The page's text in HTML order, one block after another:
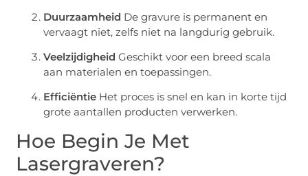
Duurzaamheid De gravure is permanent en
vervaagt niet, zelfs niet na langdurig gebruik.
Veelzijdigheid Geschikt voor een breed scala
aan materialen en toepassingen.
Efficiëntie Het proces is snel en kan in korte tijd
grote aantallen producten verwerken.
Hoe Begin Je Met
Lasergraveren?